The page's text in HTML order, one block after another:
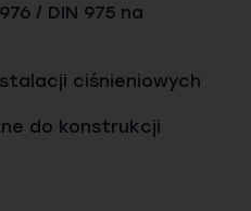
/ DIN 975 na
ciśnieniowych
do konstrukcji